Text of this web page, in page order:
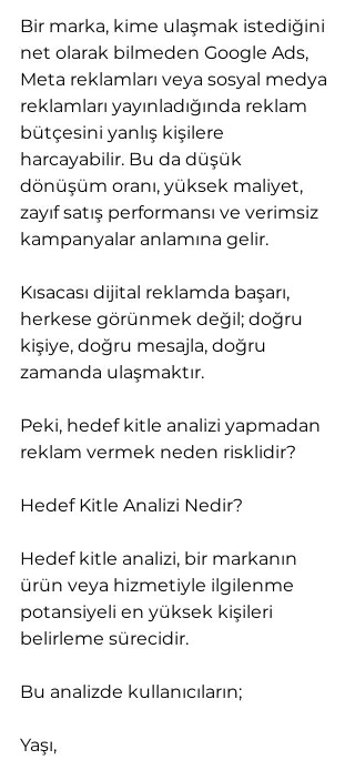
Bir marka, kime ulaşmak istediğini
net olarak bilmeden Google Ads,
Meta reklamları veya sosyal medya
reklamları yayınladığında reklam
bütçesini yanlış kişilere
harcayabilir. Bu da düşük
dönüşüm oranı, yüksek maliyet,
zayıf satış performansı ve verimsiz
kampanyalar anlamına gelir.
Kısacası dijital reklamda başarı,
herkese görünmek değil; doğru
kişiye, doğru mesajla, doğru
zamanda ulaşmaktır.
Peki, hedef kitle analizi yapmadan
reklam vermek neden risklidir?
Hedef Kitle Analizi Nedir?
Hedef kitle analizi, bir markanın
ürün veya hizmetiyle ilgilenme
potansiyeli en yüksek kişileri
belirleme sürecidir.
Bu analizde kullanıcıların;
Yaşı,